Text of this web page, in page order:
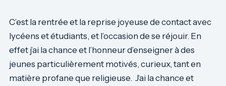
C’est la rentrée et la reprise joyeuse de contact avec
lycéens et étudiants, et l’occasion de se réjouir. En
effet j’ai la chance et l’honneur d’enseigner à des
jeunes particulièrement motivés, curieux, tant en
matière profane que religieuse. J’ai la chance et